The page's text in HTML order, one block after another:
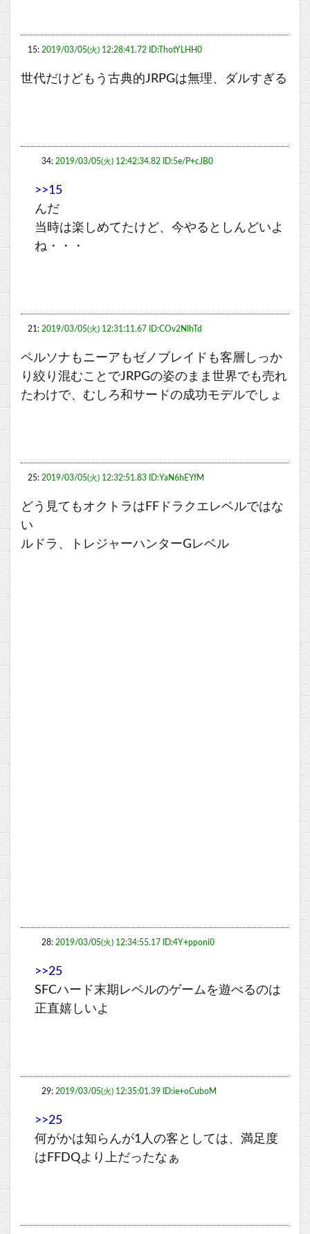
15: 2019/03/05(火) 12:28:41.72 ID:ThotYLHH0
世代だけどもう古典的JRPGは無理、ダルすぎる
34: 2019/03/05(火) 12:42:34.82 ID:5e/P+cJB0
>>15
んだ
当時は楽しめてたけど、今やるとしんどいよ
ね・・・
21: 2019/03/05(火) 12:31:11.67 ID:COv2NIhTd
ペルソナもニーアもゼノブレイドも客層しっか
り絞り混むことでJRPGの姿のまま世界でも売れ
たわけで、むしろ和サードの成功モデルでしょ
25: 2019/03/05(火) 12:32:51.83 ID:YaN6hEYfM
どう見てもオクトラはFFドラクエレベルではな
い
ルドラ、トレジャーハンターGレベル
28: 2019/03/05(火) 12:34:55.17 ID:4Y+pponi0
>>25
SFCハード末期レベルのゲームを遊べるのは
正直嬉しいよ
29: 2019/03/05(火) 12:35:01.39 ID:ie+oCuboM
>>25
何がかは知らんが1人の客としては、満足度
はFFDQより上だったなぁ